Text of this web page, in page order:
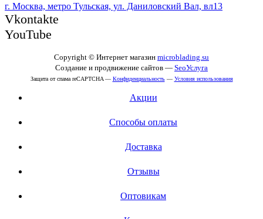
г. Москва, метро Тульская, ул. Даниловский Вал, вл13
Vkontakte
YouTube
Copyright © Интернет магазин microblading.su
Создание и продвижение сайтов — SeoУслуга
Защита от спама reCAPTCHA — Конфиденциальность— Условия использования
Акции
Способы оплаты
Доставка
Отзывы
Оптовикам